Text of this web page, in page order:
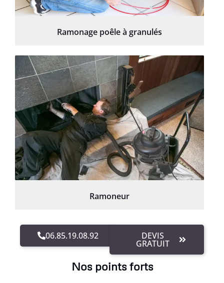
Ramonage poêle à granulés
Ramoneur
06.85.19.08.92 DEVIS
GRATUIT
Nos points forts